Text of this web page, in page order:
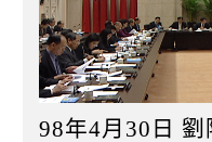
98年4月30日